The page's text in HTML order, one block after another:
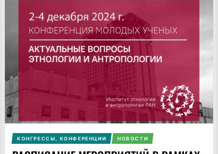
КОНГРЕССЫ, КОНФЕРЕНЦИИ НОВОСТИ